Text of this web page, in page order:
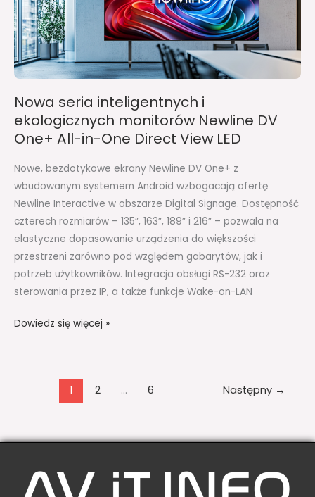
Nowa seria inteligentnych i
ekologicznych monitorów Newline DV
One+ All-in-One Direct View LED
Nowe, bezdotykowe ekrany Newline DV One+ z
wbudowanym systemem Android wzbogacają ofertę
Newline Interactive w obszarze Digital Signage. Dostępność
czterech rozmiarów – 135”, 163”, 189” i 216” – pozwala na
elastyczne dopasowanie urządzenia do większości
przestrzeni zarówno pod względem gabarytów, jak i
potrzeb użytkowników. Integracja obsługi RS-232 oraz
sterowania przez IP, a także funkcje Wake-on-LAN
ekologicznych
monitorów
Newline
DV
One+
All-
in-
Direct
View
LED
Dowiedz się więcej »
1 2 … 6 Następny →